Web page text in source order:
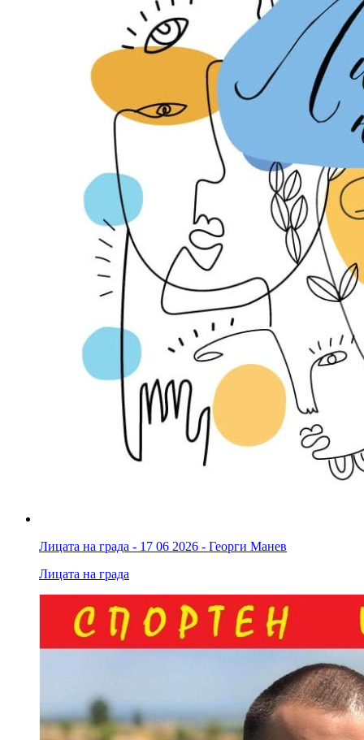
Лицата на града - 17 06 2026 - Георги Манев
Лицата на града